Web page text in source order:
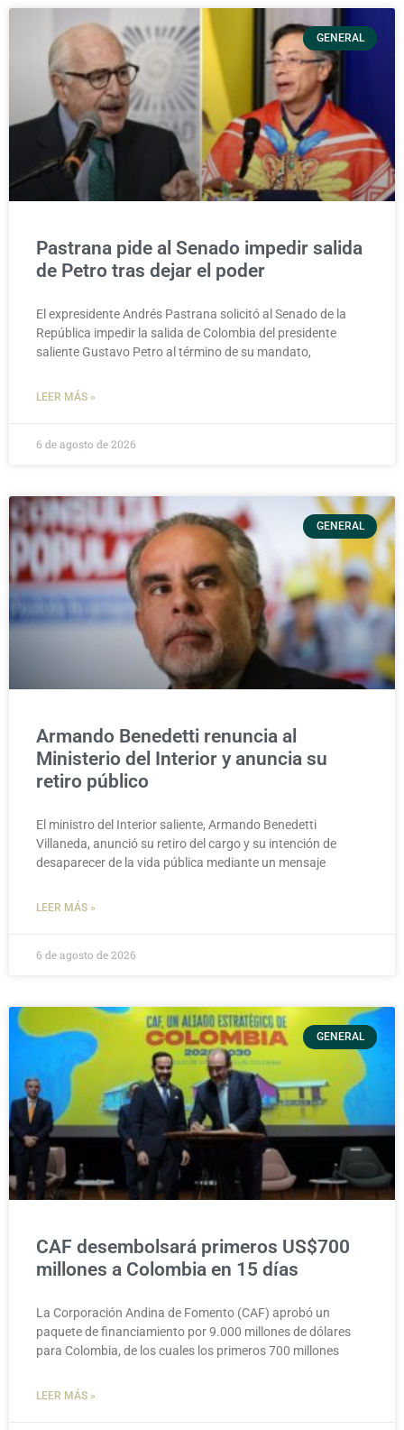
GENERAL
Pastrana pide al Senado impedir salida
de Petro tras dejar el poder
El expresidente Andrés Pastrana solicitó al Senado de la
República impedir la salida de Colombia del presidente
saliente Gustavo Petro al término de su mandato,
LEER MÁS »
6 de agosto de 2026
GENERAL
Armando Benedetti renuncia al
Ministerio del Interior y anuncia su
retiro público
El ministro del Interior saliente, Armando Benedetti
Villaneda, anunció su retiro del cargo y su intención de
desaparecer de la vida pública mediante un mensaje
LEER MÁS »
6 de agosto de 2026
GENERAL
CAF desembolsará primeros US$700
millones a Colombia en 15 días
La Corporación Andina de Fomento (CAF) aprobó un
paquete de financiamiento por 9.000 millones de dólares
para Colombia, de los cuales los primeros 700 millones
LEER MÁS »